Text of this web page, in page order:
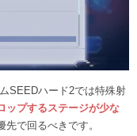
SEEDハード2では特殊射
ップするステージが少な
で回るべきです。